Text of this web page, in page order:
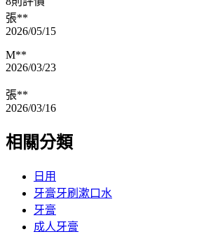
張**
2026/05/15
M**
2026/03/23
張**
2026/03/16
相關分類
日用
牙膏牙刷漱口水
牙膏
成人牙膏